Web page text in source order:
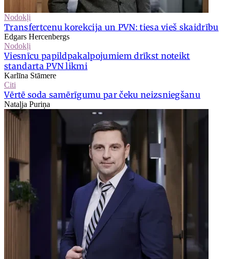
Nodokļi
Transfertcenu korekcija un PVN: tiesa vieš skaidrību
Edgars Hercenbergs
Nodokļi
Viesnīcu papildpakalpojumiem drīkst noteikt
standarta PVN likmi
Karlīna Stāmere
Citi
Vērtē soda samērīgumu par čeku neizsniegšanu
Nataļja Puriņa